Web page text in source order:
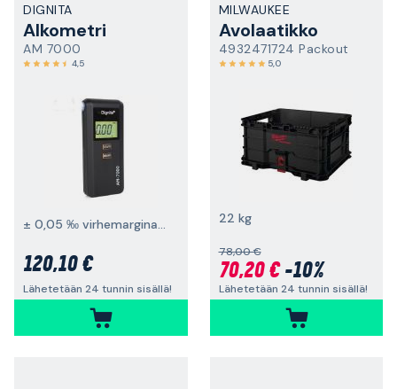
DIGNITA
Alkometri
AM 7000
4,5
± 0,05 ‰ virhemarginaali 0,50 ‰ tarkkuudessa
120,10 €
Lähetetään 24 tunnin sisällä!
MILWAUKEE
Avolaatikko
4932471724 Packout
5,0
22 kg
78,00 €
70,20 €-10%
Lähetetään 24 tunnin sisällä!